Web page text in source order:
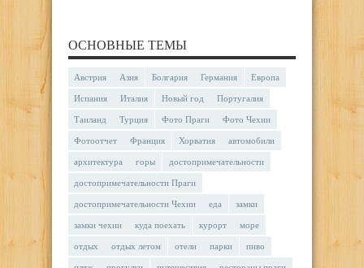
ОСНОВНЫЕ ТЕМЫ
Австрия Азия Болгария Германия Европа
Испания Италия Новый год Португалия
Таиланд Турция Фото Праги Фото Чехии
Фотоотчет Франция Хорватия автомобили
архитектура горы достопримечательности
достопримечательности Праги
достопримечательности Чехии еда замки
замки чехии куда поехать курорт море
отдых отдых летом отели парки пиво